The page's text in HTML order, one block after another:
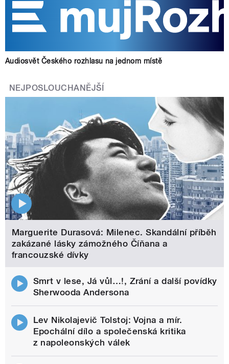
Audiosvět Českého rozhlasu na jednom místě
NEJPOSLOUCHANĚJŠÍ
Marguerite Durasová: Milenec. Skandální příběh
zakázané lásky zámožného Číňana a
francouzské dívky
Smrt v lese, Já vůl…!, Zrání a další povídky
Sherwooda Andersona
Lev Nikolajevič Tolstoj: Vojna a mír.
Epochální dílo a společenská kritika
z napoleonských válek